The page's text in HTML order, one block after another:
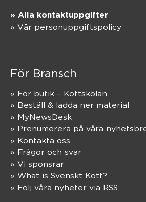
» Alla kontaktuppgifter
» Vår personuppgiftspolicy
För Bransch
» För butik – Köttskolan
» Beställ & ladda ner material
» MyNewsDesk
» Prenumerera på våra
» Kontakta oss
» Frågor och svar
» Vi sponsrar
» What is Svenskt Kött?
» Följ våra nyheter via RSS